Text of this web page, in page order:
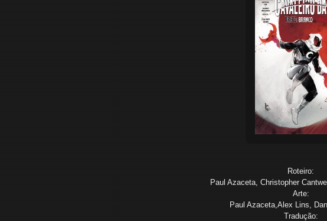
Roteiro:
Paul Azaceta, Christopher
Arte:
Paul Azaceta,Alex Lins,
Tradução: